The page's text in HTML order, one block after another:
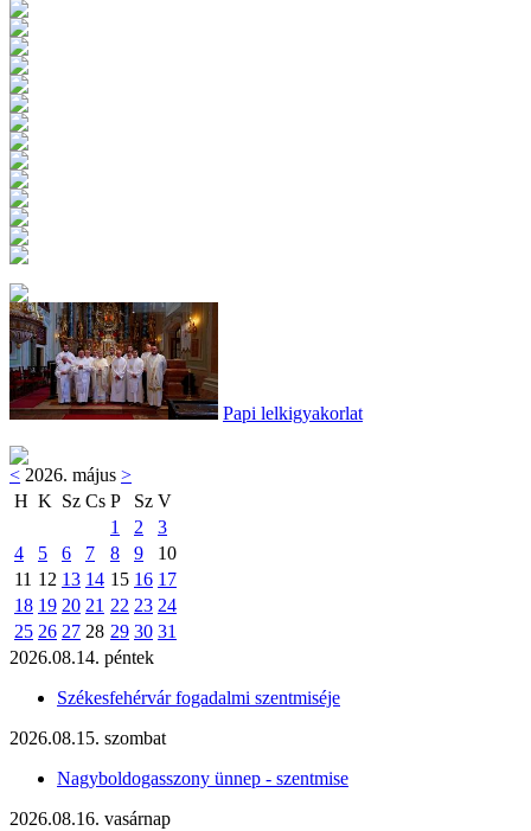
Papi lelkigyakorlat
< 2026. május >
H K Sz Cs P Sz V
1
2
3
4
5 6 7 8 9
10
11 12 13 14 15 16 17
18 19 20 21 22 23 24
25 26 27 28 29 30 31
2026.08.14. péntek
Székesfehérvár fogadalmi szentmiséje
2026.08.15. szombat
Nagyboldogasszony ünnep - szentmise
2026.08.16. vasárnap